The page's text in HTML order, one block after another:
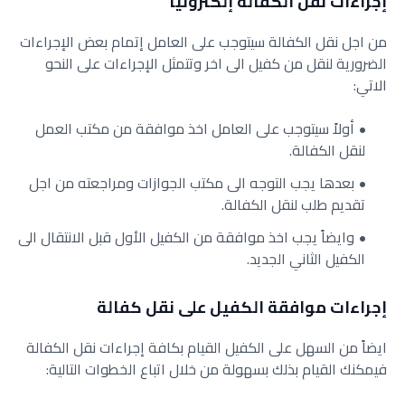
من اجل نقل الكفالة سيتوجب على العامل إتمام بعض الإجراءات
الضرورية لنقل من كفيل الى اخر وتتمثل الإجراءات على النحو
الاتي:
أولاً سيتوجب على العامل اخذ موافقة من مكتب العمل
لنقل الكفالة.
بعدها يجب التوجه الى مكتب الجوازات ومراجعته من اجل
تقديم طلب لنقل الكفالة.
وايضاً يجب اخذ موافقة من الكفيل الأول قبل الانتقال الى
الكفيل الثاني الجديد.
إجراءات موافقة الكفيل على نقل كفالة
ايضاً من السهل على الكفيل القيام بكافة إجراءات نقل الكفالة
فيمكنك القيام بذلك بسهولة من خلال اتباع الخطوات التالية: